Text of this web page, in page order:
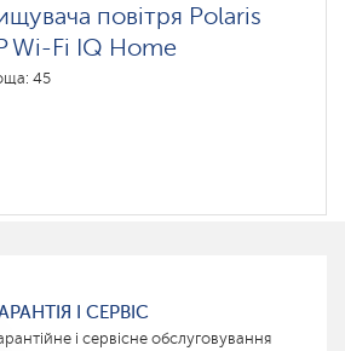
повітря Polaris
Wi-Fi IQ Home
45
І СЕРВІС
і сервісне обслуговування